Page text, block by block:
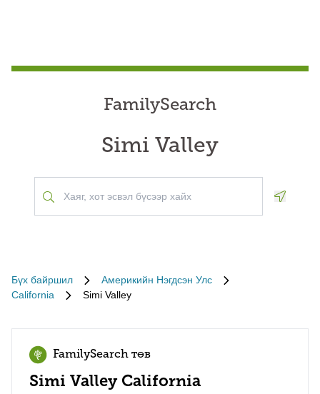
FamilySearch
Simi Valley
Бүх байршил
Америкийн Нэгдсэн Улс
California
Simi Valley
FamilySearch төв
Simi Valley California